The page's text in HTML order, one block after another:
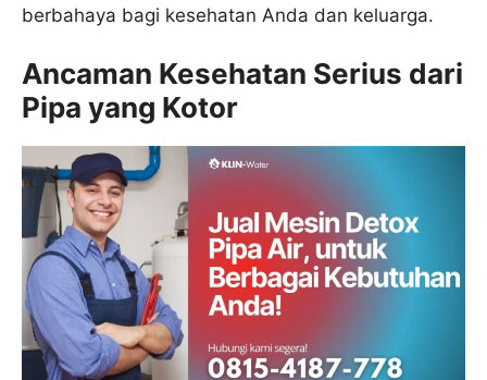
berbahaya bagi kesehatan Anda dan keluarga.
Ancaman Kesehatan Serius dari
Pipa yang Kotor